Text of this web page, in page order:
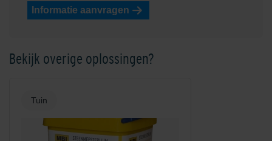
Informatie aanvragen
Bekijk overige oplossingen?
Tuin